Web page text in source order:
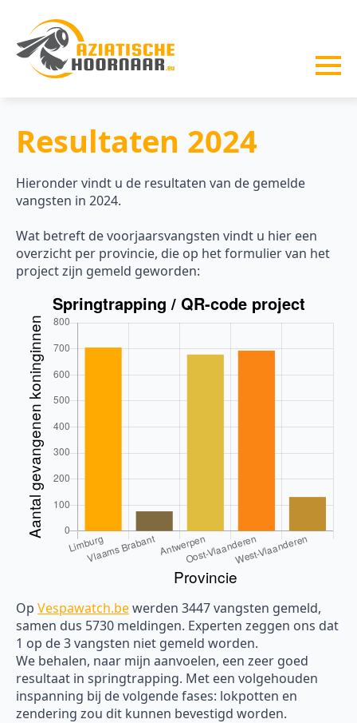
Resultaten 2024
Hieronder vindt u de resultaten van de gemelde
vangsten in 2024.
Wat betreft de voorjaarsvangsten vindt u hier een
overzicht per provincie, die op het formulier van het
project zijn gemeld geworden:
Op Vespawatch.bewerden 3447 vangsten gemeld,
samen dus 5730 meldingen. Experten zeggen ons dat
1 op de 3 vangsten niet gemeld worden.
We behalen, naar mijn aanvoelen, een zeer goed
resultaat in springtrapping. Met een volgehouden
inspanning bij de volgende fases: lokpotten en
zendering zou dit kunnen bevestigd worden.